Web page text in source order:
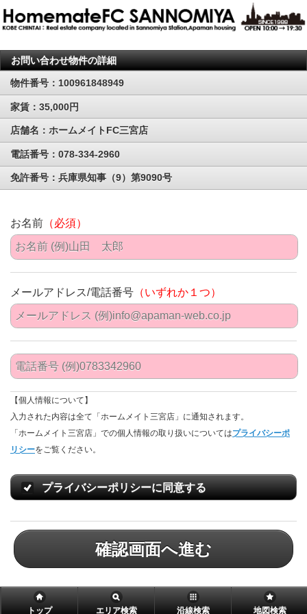
お問い合わせ物件の詳細
物件番号：100961848949
家賃：35,000円
店舗名：ホームメイトFC三宮店
電話番号：078-334-2960
免許番号：兵庫県知事（9）第9090号
お名前 （必須）
メールアドレス/電話番号 （いずれか１つ）
【個人情報について】
入力された内容は全て「ホームメイト三宮店」に通知されます。
「ホームメイト三宮店」での個人情報の取り扱いについてはプライバシーポ
リシーをご覧ください。
プライバシーポリシーに同意する
確認画面へ進む
トップ エリア検索 沿線検索 地図検索